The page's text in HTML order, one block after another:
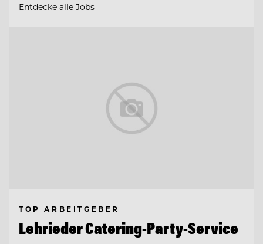
Entdecke alle Jobs
TOP ARBEITGEBER
Lehrieder Catering-Party-Service